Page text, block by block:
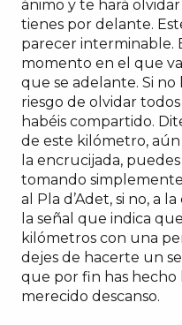
ánimo y te hará
tienes por delante.
parecer interminable.
momento en el que
que se adelante. Si
riesgo de olvidar
habéis compartido.
de este kilómetro,
la encrucijada,
tomando
al Pla d’Adet, si no, a
la señal que indica
kilómetros con una
dejes de hacerte un
que por fin has hecho
merecido descanso.